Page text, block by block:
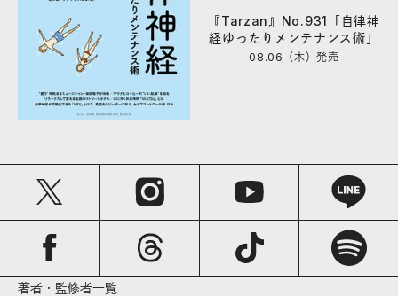
『Tarzan』No.931「自律神
経ゆったりメンテナンス術」
08.06（木）発売
著者・監修者一覧